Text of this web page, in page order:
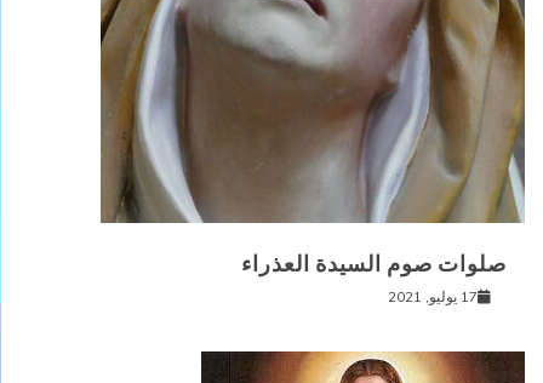
صلوات صوم السيدة العذراء
17 يوليو, 2021